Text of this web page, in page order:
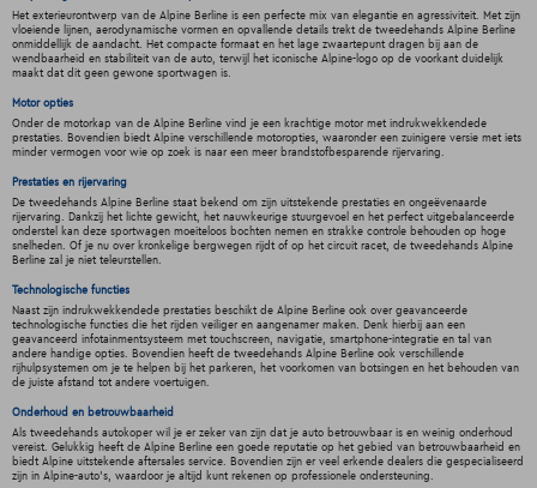
Het exterieurontwerp van de Alpine Berline is een perfecte mix van elegantie en agressiviteit. Met zijn
vloeiende lijnen, aerodynamische vormen en opvallende details trekt de tweedehands Alpine Berline
onmiddellijk de aandacht. Het compacte formaat en het lage zwaartepunt dragen bij aan de
wendbaarheid en stabiliteit van de auto, terwijl het iconische Alpine-logo op de voorkant duidelijk
maakt dat dit geen gewone sportwagen is.
Motor opties
Onder de motorkap van de Alpine Berline vind je een krachtige motor met indrukwekkendede
prestaties. Bovendien biedt Alpine verschillende motoropties, waaronder een zuinigere versie met iets
minder vermogen voor wie op zoek is naar een meer brandstofbesparende rijervaring.
Prestaties en rijervaring
De tweedehands Alpine Berline staat bekend om zijn uitstekende prestaties en ongeëvenaarde
rijervaring. Dankzij het lichte gewicht, het nauwkeurige stuurgevoel en het perfect uitgebalanceerde
onderstel kan deze sportwagen moeiteloos bochten nemen en strakke controle behouden op hoge
snelheden. Of je nu over kronkelige bergwegen rijdt of op het circuit racet, de tweedehands Alpine
Berline zal je niet teleurstellen.
Technologische functies
Naast zijn indrukwekkendede prestaties beschikt de Alpine Berline ook over geavanceerde
technologische functies die het rijden veiliger en aangenamer maken. Denk hierbij aan een
geavanceerd infotainmentsysteem met touchscreen, navigatie, smartphone-integratie en tal van
andere handige opties. Bovendien heeft de tweedehands Alpine Berline ook verschillende
rijhulpsystemen om je te helpen bij het parkeren, het voorkomen van botsingen en het behouden van
de juiste afstand tot andere voertuigen.
Onderhoud en betrouwbaarheid
Als tweedehands autokoper wil je er zeker van zijn dat je auto betrouwbaar is en weinig onderhoud
vereist. Gelukkig heeft de Alpine Berline een goede reputatie op het gebied van betrouwbaarheid en
biedt Alpine uitstekende aftersales service. Bovendien zijn er veel erkende dealers die gespecialiseerd
zijn in Alpine-auto's, waardoor je altijd kunt rekenen op professionele ondersteuning.